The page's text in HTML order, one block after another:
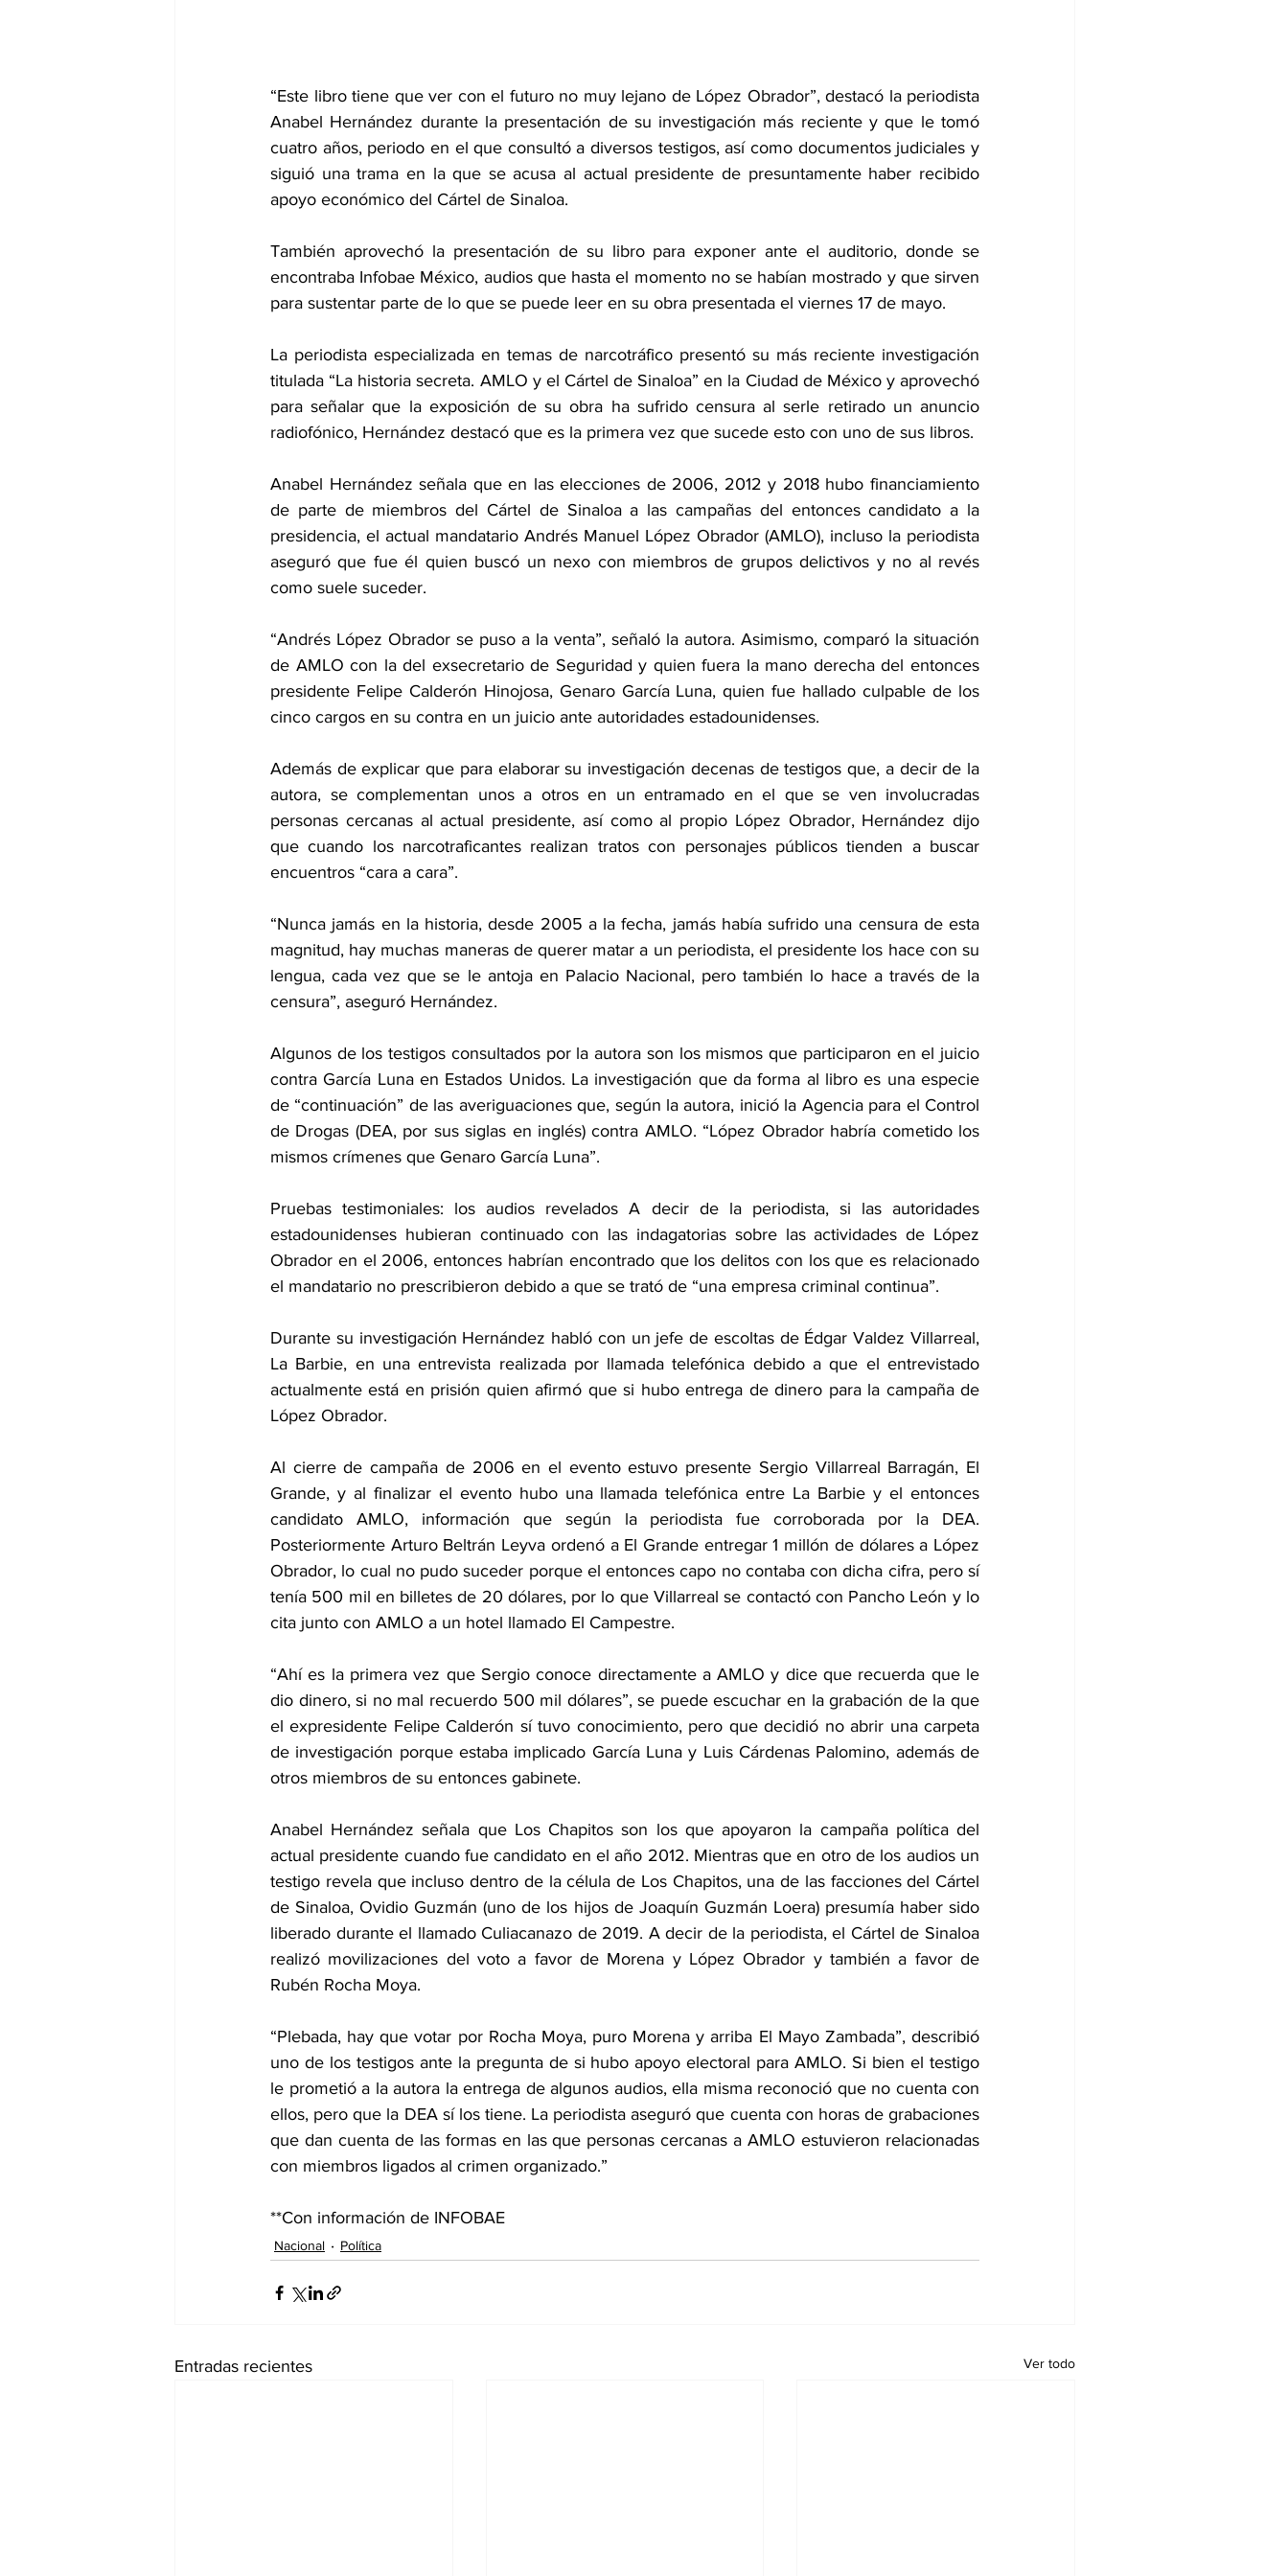
“Este libro tiene que ver con el futuro no muy lejano de López Obrador”, destacó la periodista
Anabel Hernández durante la presentación de su investigación más reciente y que le tomó
cuatro años, periodo en el que consultó a diversos testigos, así como documentos judiciales y
siguió una trama en la que se acusa al actual presidente de presuntamente haber recibido
apoyo económico del Cártel de Sinaloa.
También aprovechó la presentación de su libro para exponer ante el auditorio, donde se
encontraba Infobae México, audios que hasta el momento no se habían mostrado y que sirven
para sustentar parte de lo que se puede leer en su obra presentada el viernes 17 de mayo.
La periodista especializada en temas de narcotráfico presentó su más reciente investigación
titulada “La historia secreta. AMLO y el Cártel de Sinaloa” en la Ciudad de México y aprovechó
para señalar que la exposición de su obra ha sufrido censura al serle retirado un anuncio
radiofónico, Hernández destacó que es la primera vez que sucede esto con uno de sus libros.
Anabel Hernández señala que en las elecciones de 2006, 2012 y 2018 hubo financiamiento
de parte de miembros del Cártel de Sinaloa a las campañas del entonces candidato a la
presidencia, el actual mandatario Andrés Manuel López Obrador (AMLO), incluso la periodista
aseguró que fue él quien buscó un nexo con miembros de grupos delictivos y no al revés
como suele suceder.
“Andrés López Obrador se puso a la venta”, señaló la autora. Asimismo, comparó la situación
de AMLO con la del exsecretario de Seguridad y quien fuera la mano derecha del entonces
presidente Felipe Calderón Hinojosa, Genaro García Luna, quien fue hallado culpable de los
cinco cargos en su contra en un juicio ante autoridades estadounidenses.
Además de explicar que para elaborar su investigación decenas de testigos que, a decir de la
autora, se complementan unos a otros en un entramado en el que se ven involucradas
personas cercanas al actual presidente, así como al propio López Obrador, Hernández dijo
que cuando los narcotraficantes realizan tratos con personajes públicos tienden a buscar
encuentros “cara a cara”.
“Nunca jamás en la historia, desde 2005 a la fecha, jamás había sufrido una censura de esta
magnitud, hay muchas maneras de querer matar a un periodista, el presidente los hace con su
lengua, cada vez que se le antoja en Palacio Nacional, pero también lo hace a través de la
censura”, aseguró Hernández.
Algunos de los testigos consultados por la autora son los mismos que participaron en el juicio
contra García Luna en Estados Unidos. La investigación que da forma al libro es una especie
de “continuación” de las averiguaciones que, según la autora, inició la Agencia para el Control
de Drogas (DEA, por sus siglas en inglés) contra AMLO. “López Obrador habría cometido los
mismos crímenes que Genaro García Luna”.
Pruebas testimoniales: los audios revelados A decir de la periodista, si las autoridades
estadounidenses hubieran continuado con las indagatorias sobre las actividades de López
Obrador en el 2006, entonces habrían encontrado que los delitos con los que es relacionado
el mandatario no prescribieron debido a que se trató de “una empresa criminal continua”.
Durante su investigación Hernández habló con un jefe de escoltas de Édgar Valdez Villarreal,
La Barbie, en una entrevista realizada por llamada telefónica debido a que el entrevistado
actualmente está en prisión quien afirmó que si hubo entrega de dinero para la campaña de
López Obrador.
Al cierre de campaña de 2006 en el evento estuvo presente Sergio Villarreal Barragán, El
Grande, y al finalizar el evento hubo una llamada telefónica entre La Barbie y el entonces
candidato AMLO, información que según la periodista fue corroborada por la DEA.
Posteriormente Arturo Beltrán Leyva ordenó a El Grande entregar 1 millón de dólares a López
Obrador, lo cual no pudo suceder porque el entonces capo no contaba con dicha cifra, pero sí
tenía 500 mil en billetes de 20 dólares, por lo que Villarreal se contactó con Pancho León y lo
cita junto con AMLO a un hotel llamado El Campestre.
“Ahí es la primera vez que Sergio conoce directamente a AMLO y dice que recuerda que le
dio dinero, si no mal recuerdo 500 mil dólares”, se puede escuchar en la grabación de la que
el expresidente Felipe Calderón sí tuvo conocimiento, pero que decidió no abrir una carpeta
de investigación porque estaba implicado García Luna y Luis Cárdenas Palomino, además de
otros miembros de su entonces gabinete.
Anabel Hernández señala que Los Chapitos son los que apoyaron la campaña política del
actual presidente cuando fue candidato en el año 2012. Mientras que en otro de los audios un
testigo revela que incluso dentro de la célula de Los Chapitos, una de las facciones del Cártel
de Sinaloa, Ovidio Guzmán (uno de los hijos de Joaquín Guzmán Loera) presumía haber sido
liberado durante el llamado Culiacanazo de 2019. A decir de la periodista, el Cártel de Sinaloa
realizó movilizaciones del voto a favor de Morena y López Obrador y también a favor de
Rubén Rocha Moya.
“Plebada, hay que votar por Rocha Moya, puro Morena y arriba El Mayo Zambada”, describió
uno de los testigos ante la pregunta de si hubo apoyo electoral para AMLO. Si bien el testigo
le prometió a la autora la entrega de algunos audios, ella misma reconoció que no cuenta con
ellos, pero que la DEA sí los tiene. La periodista aseguró que cuenta con horas de grabaciones
que dan cuenta de las formas en las que personas cercanas a AMLO estuvieron relacionadas
con miembros ligados al crimen organizado.”
**Con información de INFOBAE
Nacional Política
Entradas recientes Ver todo